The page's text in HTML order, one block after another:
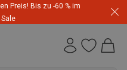
Preis! Bis zu -60 % im